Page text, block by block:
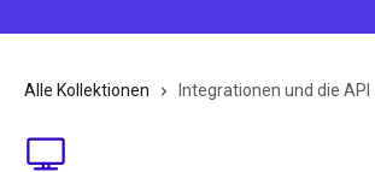
Alle Kollektionen Integrationen und die API